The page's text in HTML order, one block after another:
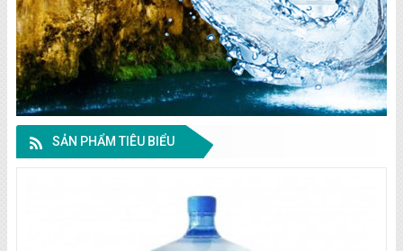
SẢN PHẨM TIÊU BIỂU